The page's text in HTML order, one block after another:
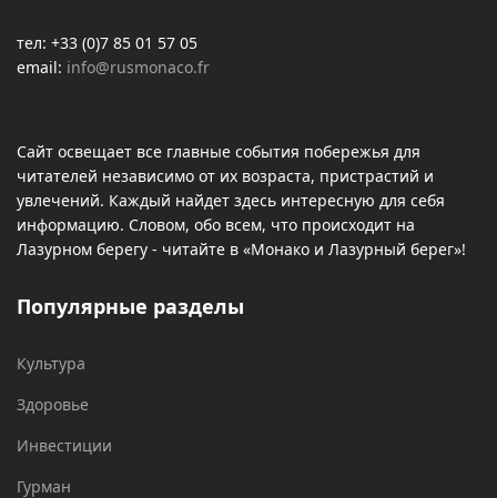
тел: +33 (0)7 85 01 57 05
email: info@rusmonaco.fr
Сайт освещает все главные события побережья для
читателей независимо от их возраста, пристрастий и
увлечений. Каждый найдет здесь интересную для себя
информацию. Словом, обо всем, что происходит на
Лазурном берегу - читайте в «Монако и Лазурный берег»!
Популярные разделы
Культура
Здоровье
Инвестиции
Гурман